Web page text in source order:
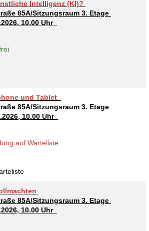
Schneiderberg
Sylter Weg
Tresckowstraße
Voltmerstraße
Wiehbergstraße
Sprechstunde
Mühenkamp / Familienzentrum
Petermannstraße /
Pfarrlandplatz
Ratswiese
Schneiderberg
Sylter Weg
Intelligenz (KI)?
85A/Sitzungsraum 3. Etage
10.00 Uhr
und Tablet
85A/Sitzungsraum 3. Etage
10.00 Uhr
auf Warteliste
85A/Sitzungsraum 3. Etage
10.00 Uhr